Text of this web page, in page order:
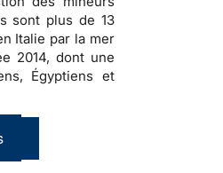
sont plus de 13
Italie par la mer
2014, dont une
Égyptiens et